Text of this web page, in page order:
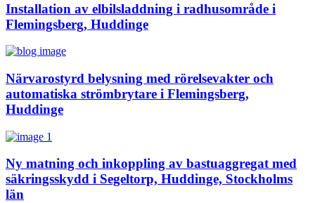
Installation av elbilsladdning i radhusområde i
Flemingsberg, Huddinge
Närvarostyrd belysning med rörelsevakter och
automatiska strömbrytare i Flemingsberg,
Huddinge
Ny matning och inkoppling av bastuaggregat med
säkringsskydd i Segeltorp, Huddinge, Stockholms
län